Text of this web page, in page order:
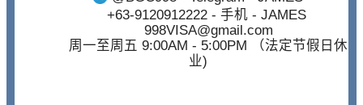
+63-9120912222- 手机 - JAMES
998VISA@gmail.com
周一至周五 9:00AM - 5:00PM （法定节假日休
业)